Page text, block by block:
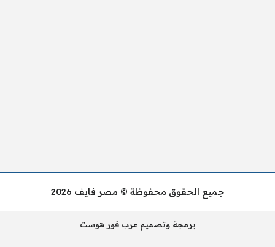
جميع الحقوق محفوظة © مصر فايف 2026
برمجة وتصميم عرب فور هوست